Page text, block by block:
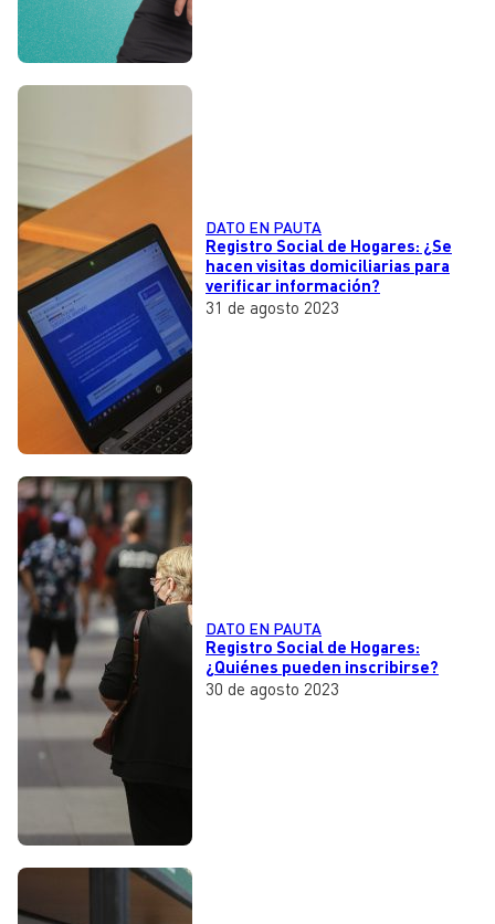
DATO EN PAUTA
Registro Social de Hogares: ¿Se
hacen visitas domiciliarias para
verificar información?
31 de agosto 2023
DATO EN PAUTA
Registro Social de Hogares:
¿Quiénes pueden inscribirse?
30 de agosto 2023